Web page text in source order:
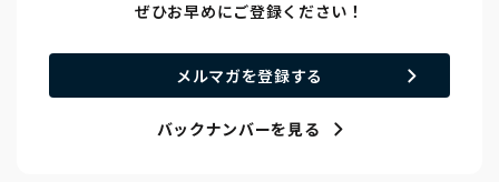
ぜひお早めにご登録ください！
メルマガを登録する
バックナンバーを見る